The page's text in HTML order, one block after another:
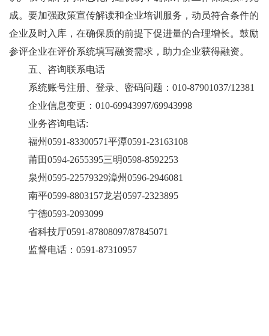
成。要加强政策宣传解读和企业培训服务，动员符合条件的
企业及时入库，在确保质的前提下促进量的合理增长。鼓励
参评企业在评价系统填写融资需求，助力企业获得融资。
五、咨询联系电话
系统账号注册、登录、密码问题：010-87901037/12381
企业信息变更：010-69943997/69943998
业务咨询电话:
福州0591-83300571平潭0591-23163108
莆田0594-2655395三明0598-8592253
泉州0595-22579329漳州0596-2946081
南平0599-8803157龙岩0597-2323895
宁德0593-2093099
省科技厅0591-87808097/87845071
监督电话：0591-87310957